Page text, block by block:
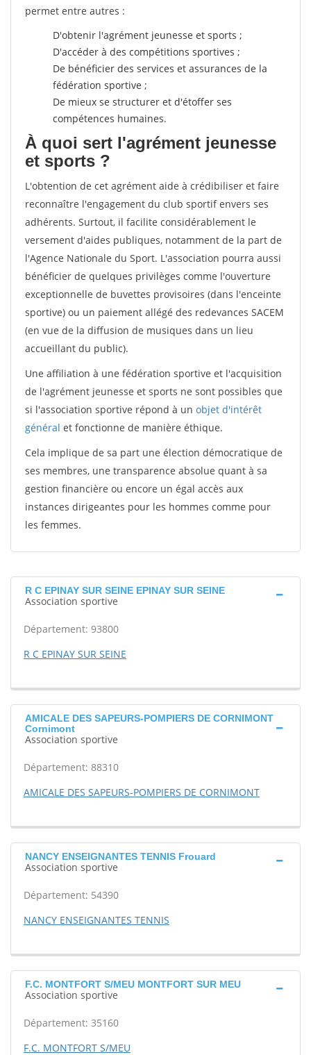
permet entre autres :
D'obtenir l'agrément jeunesse et sports ;
D'accéder à des compétitions sportives ;
De bénéficier des services et assurances de la
fédération sportive ;
De mieux se structurer et d'étoffer ses
compétences humaines.
À quoi sert l'agrément jeunesse
et sports ?
L'obtention de cet agrément aide à crédibiliser et faire
reconnaître l'engagement du club sportif envers ses
adhérents. Surtout, il facilite considérablement le
versement d'aides publiques, notamment de la part de
l'Agence Nationale du Sport. L'association pourra aussi
bénéficier de quelques privilèges comme l'ouverture
exceptionnelle de buvettes provisoires (dans l'enceinte
sportive) ou un paiement allégé des redevances SACEM
(en vue de la diffusion de musiques dans un lieu
accueillant du public).
Une affiliation à une fédération sportive et l'acquisition
de l'agrément jeunesse et sports ne sont possibles que
si l'association sportive répond à un objet d'intérêt
général et fonctionne de manière éthique.
Cela implique de sa part une élection démocratique de
ses membres, une transparence absolue quant à sa
gestion financière ou encore un égal accès aux
instances dirigeantes pour les hommes comme pour
les femmes.
R C EPINAY SUR SEINE EPINAY SUR SEINE
Association sportive
Département: 93800
R C EPINAY SUR SEINE
AMICALE DES SAPEURS-POMPIERS DE CORNIMONT
Cornimont
Association sportive
Département: 88310
AMICALE DES SAPEURS-POMPIERS DE CORNIMONT
NANCY ENSEIGNANTES TENNIS Frouard
Association sportive
Département: 54390
NANCY ENSEIGNANTES TENNIS
F.C. MONTFORT S/MEU MONTFORT SUR MEU
Association sportive
Département: 35160
F.C. MONTFORT S/MEU